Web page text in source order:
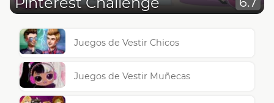
Juegos de Vestir Chicos
Juegos de Vestir Muñecas